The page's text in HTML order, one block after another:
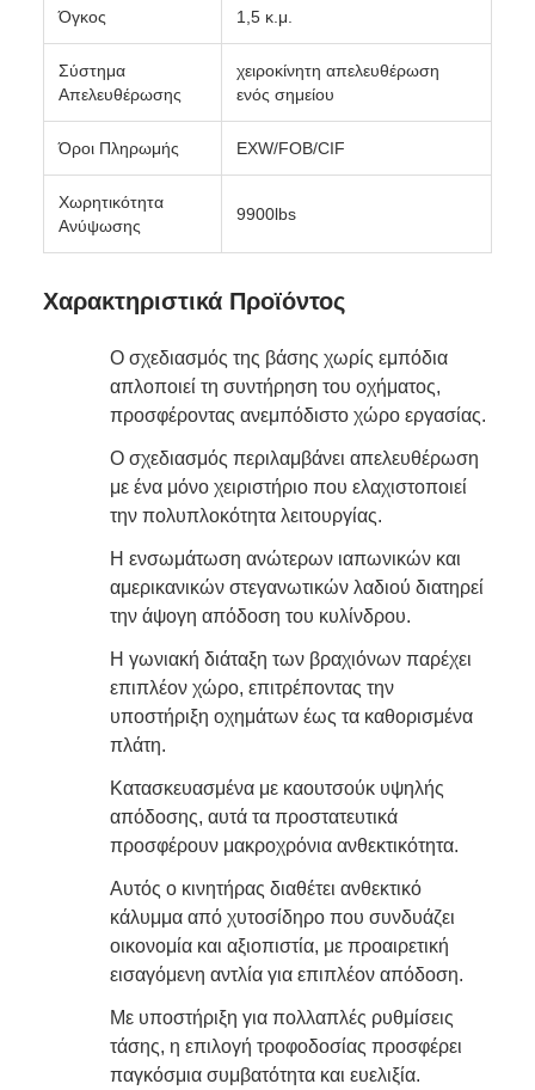
Όγκος 1,5 κ.μ.
Σύστημα
Απελευθέρωσης
χειροκίνητη απελευθέρωση
ενός σημείου
Όροι Πληρωμής EXW/FOB/CIF
Χωρητικότητα
Ανύψωσης
9900lbs
Χαρακτηριστικά Προϊόντος
Ο σχεδιασμός της βάσης χωρίς εμπόδια
απλοποιεί τη συντήρηση του οχήματος,
προσφέροντας ανεμπόδιστο χώρο εργασίας.
Ο σχεδιασμός περιλαμβάνει απελευθέρωση
με ένα μόνο χειριστήριο που ελαχιστοποιεί
την πολυπλοκότητα λειτουργίας.
Η ενσωμάτωση ανώτερων ιαπωνικών και
αμερικανικών στεγανωτικών λαδιού διατηρεί
την άψογη απόδοση του κυλίνδρου.
Η γωνιακή διάταξη των βραχιόνων παρέχει
επιπλέον χώρο, επιτρέποντας την
υποστήριξη οχημάτων έως τα καθορισμένα
πλάτη.
Κατασκευασμένα με καουτσούκ υψηλής
απόδοσης, αυτά τα προστατευτικά
προσφέρουν μακροχρόνια ανθεκτικότητα.
Αυτός ο κινητήρας διαθέτει ανθεκτικό
κάλυμμα από χυτοσίδηρο που συνδυάζει
οικονομία και αξιοπιστία, με προαιρετική
εισαγόμενη αντλία για επιπλέον απόδοση.
Με υποστήριξη για πολλαπλές ρυθμίσεις
τάσης, η επιλογή τροφοδοσίας προσφέρει
παγκόσμια συμβατότητα και ευελιξία.